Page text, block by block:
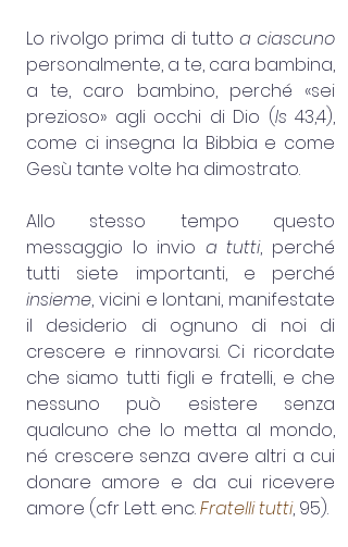
Lo rivolgo prima di tutto
personalmente, a te, cara bambina,
a te, caro bambino, perché «sei
prezioso» agli occhi di Dio (Is 43,4),
come ci insegna la Bibbia e come
Gesù tante volte ha dimostrato.
Allo stesso tempo questo
messaggio lo invio a tutti, perché
insieme, vicini e lontani, manifestate
il desiderio di ognuno di noi di
crescere e rinnovarsi. Ci ricordate
che siamo tutti figli e fratelli, e che
nessuno può esistere senza
qualcuno che lo metta al mondo,
né crescere senza avere altri a cui
donare amore e da cui ricevere
amore (cfr Lett. enc. Fratelli tutti, 95).